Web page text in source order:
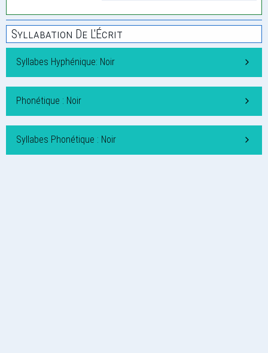
Syllabation De L'Écrit
Syllabes Hyphénique: Noir
Phonétique : Noir
Syllabes Phonétique : Noir